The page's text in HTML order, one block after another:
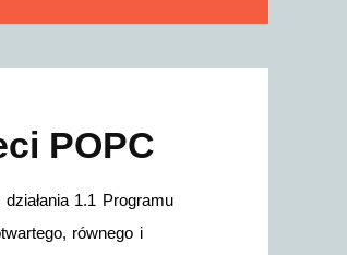
POPC
1.1 Programu
równego i